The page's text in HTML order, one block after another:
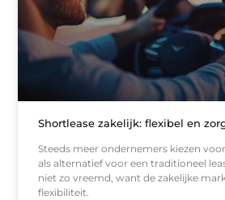
Shortlease zakelijk: flexibel en
Steeds meer ondernemers kiezen
als alternatief voor een traditioneel
niet zo vreemd, want de zakelijke
flexibiliteit.